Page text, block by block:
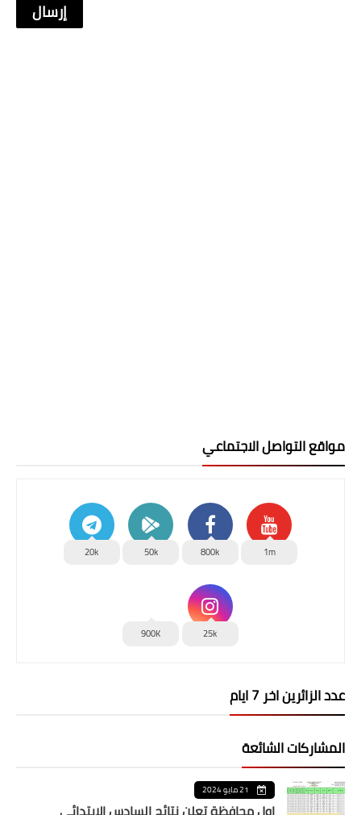
مواقع التواصل الاجتماعي
1m
800k
50k
20k
25k
900K
عدد الزائرين اخر 7 ايام
المشاركات الشائعة
21 مايو 2024